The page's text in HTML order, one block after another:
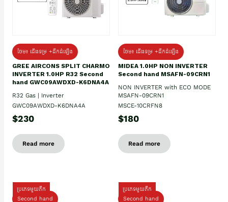
ថែម៖ ជើងទម្រ +ដឹកដំឡើង
GREE AIRCONS SPLIT CHARMO
INVERTER 1.0HP R32 Second
hand GWC09AWDXD-K6DNA4A
R32 Gas | Inverter
GWC09AWDXD-K6DNA4A
$230
Read more
ថែម៖ ជើងទម្រ +ដឹកដំឡើង
MIDEA 1.0HP NON INVERTER
Second hand MSAFN-09CRN1
NON INVERTER with ECO MODE
MSAFN-09CRN1
MSCE-10CRFN8
$180
Read more
ប្រភេទមួយតឹក
Second hand
ប្រភេទមួយតឹក
Second hand